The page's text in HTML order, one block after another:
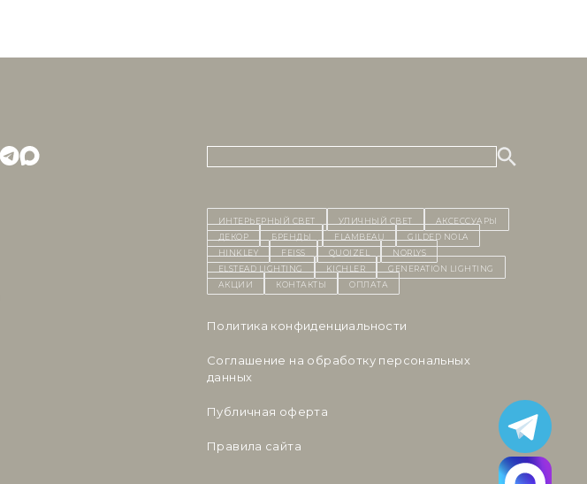
ИНТЕРЬЕРНЫЙ СВЕТ уличный СВЕТ
Аксессуары
декор
бренды Flambeau
Gilded Nola
Hinkley
Feiss Quoizel
Norlys
Elstead Lighting
Kichler
Generation Lighting
Акции
контакты Оплата
Политика конфиденциальности
Cоглашение на обработку персональных
данных
Публичная оферта
Правила сайта